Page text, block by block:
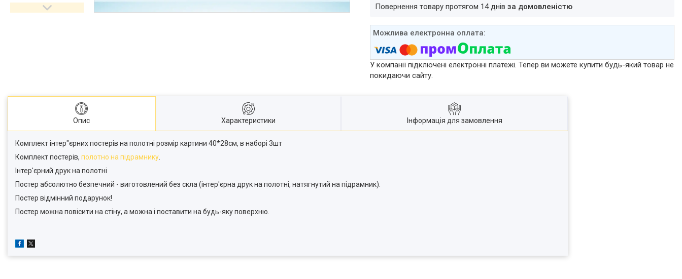
повернення товару протягом 14 днівза домовленістю
У компанії підключені електронні платежі. Тепер ви можете купити будь-який товар не
покидаючи сайту.
Опис Характеристики Інформація для замовлення
Комплект інтер"єрних постерів на полотні розмір картини 40*28см, в наборі 3шт
Комплект постерів, полотно на підрамнику
Інтер'єрний друк на полотні
Постер абсолютно безпечний - виготовлений без скла (інтер'єрна друк на полотні, натягнутий на підрамник).
Постер відмінний подарунок!
Постер можна повісити на стіну, а можна і поставити на будь-яку поверхню.